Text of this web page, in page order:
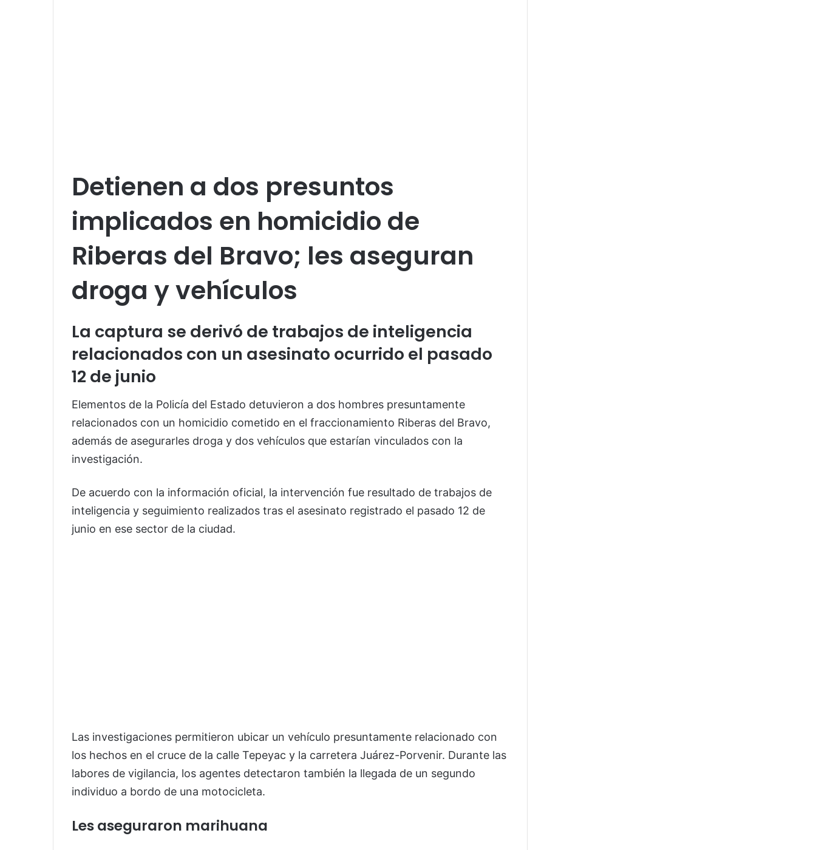
Detienen a dos presuntos
implicados en homicidio de
Riberas del Bravo; les aseguran
droga y vehículos
La captura se derivó de trabajos de inteligencia
relacionados con un asesinato ocurrido el pasado
12 de junio
Elementos de la Policía del Estado detuvieron a dos hombres presuntamente
relacionados con un homicidio cometido en el fraccionamiento Riberas del Bravo,
además de asegurarles droga y dos vehículos que estarían vinculados con la
investigación.
De acuerdo con la información oficial, la intervención fue resultado de trabajos de
inteligencia y seguimiento realizados tras el asesinato registrado el pasado 12 de
junio en ese sector de la ciudad.
Las investigaciones permitieron ubicar un vehículo presuntamente relacionado con
los hechos en el cruce de la calle Tepeyac y la carretera Juárez-Porvenir. Durante las
labores de vigilancia, los agentes detectaron también la llegada de un segundo
individuo a bordo de una motocicleta.
Les aseguraron marihuana